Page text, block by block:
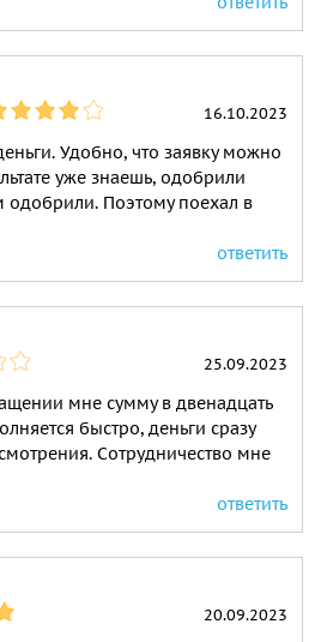
16.10.2023
Удобно, что заявку можно
уже знаешь, одобрили
одобрили. Поэтому поехал в
ответить
25.09.2023
мне сумму в двенадцать
быстро, деньги сразу
Сотрудничество мне
ответить
20.09.2023